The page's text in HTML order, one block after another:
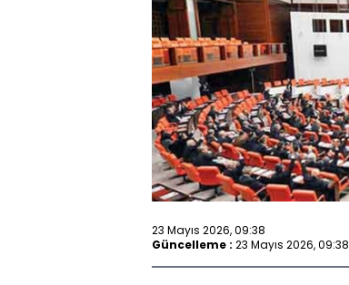
23 Mayıs 2026, 09:38
Güncelleme : 23 Mayıs 2026, 09:38